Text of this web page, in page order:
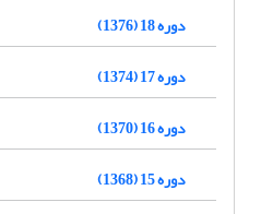
دوره 18 (1376)
دوره 17 (1374)
دوره 16 (1370)
دوره 15 (1368)